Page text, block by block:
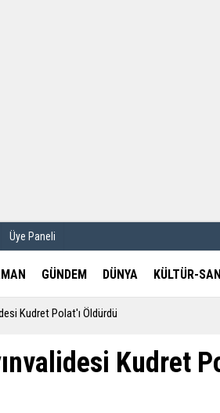
Üye Paneli
GÜNDEM DÜNYA KÜLTÜR-
Kudret Polat'ı Öldürdü
Kudret